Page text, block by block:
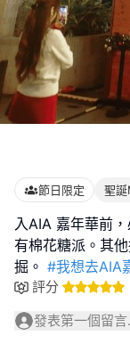
節日限定 聖
入AIA 嘉年華前
有棉花糖派。其
掘。 #我想去AIA
評分
發表第一個留言